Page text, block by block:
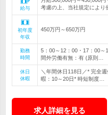
給与
考慮の上、当社規定によ
初年度
年収
450万円～650万円
勤務
時間
5：00～12：00・17：00
間外労働有無：有 (原則…
休日
休暇
＼年間休日118日／* 完
暇：10～20日* 時短制度…
求人詳細を見る